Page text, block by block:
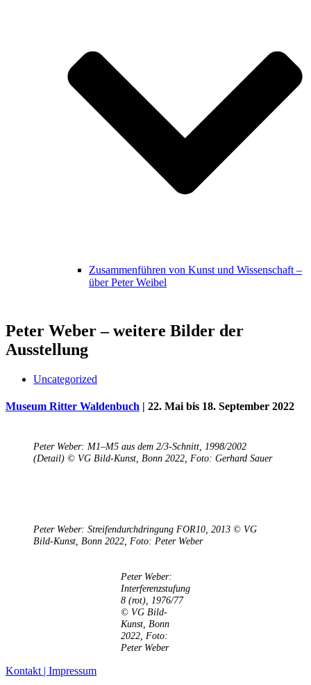
Zusammenführen von Kunst und Wissenschaft –
über Peter Weibel
Uli Rothfuss
Harald Schwiers
Peter Weber – weitere Bilder der
Ausstellung
Uncategorized
Museum Ritter Waldenbuch | 22. Mai bis 18. September 2022
Peter Weber: M1‒M5 aus dem 2/3-Schnitt, 1998/2002
(Detail) © VG Bild-Kunst, Bonn 2022, Foto: Gerhard Sauer
Peter Weber: Streifendurchdringung FOR10, 2013 © VG
Bild-Kunst, Bonn 2022, Foto: Peter Weber
Peter Weber:
Interferenzstufung
8 (rot), 1976/77
© VG Bild-
Kunst, Bonn
2022, Foto:
Peter Weber
Kontakt | Impressum